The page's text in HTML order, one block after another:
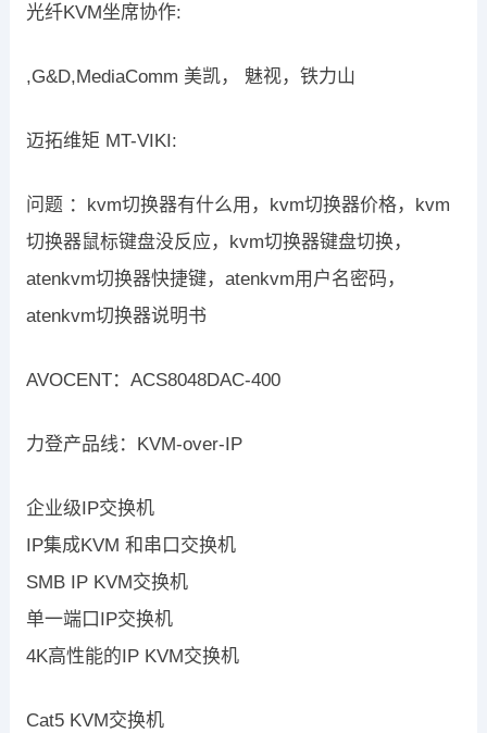
光纤KVM坐席协作:
,G&D,MediaComm 美凯， 魅视，铁力山
迈拓维矩 MT-VIKI:
问题 ：kvm切换器有什么用，kvm切换器价格，kvm
切换器鼠标键盘没反应，kvm切换器键盘切换，
atenkvm切换器快捷键，atenkvm用户名密码，
atenkvm切换器说明书
AVOCENT：ACS8048DAC-400
力登产品线：KVM-over-IP
企业级IP交换机
IP集成KVM 和串口交换机
SMB IP KVM交换机
单一端口IP交换机
4K高性能的IP KVM交换机
Cat5 KVM交换机